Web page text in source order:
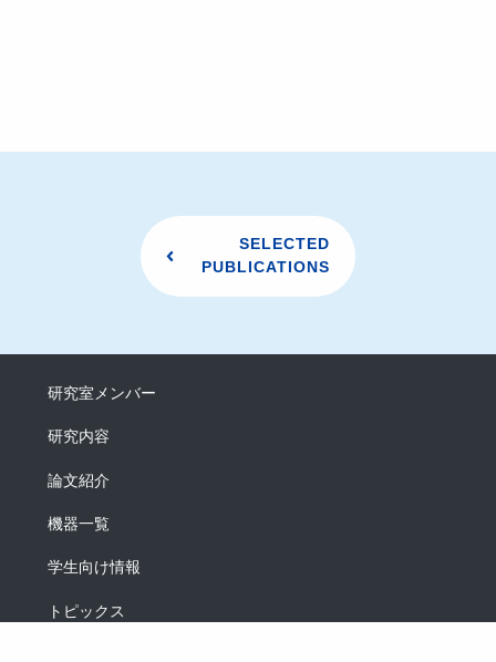
SELECTED
PUBLICATIONS
研究室メンバー
研究内容
論文紹介
機器一覧
学生向け情報
トピックス